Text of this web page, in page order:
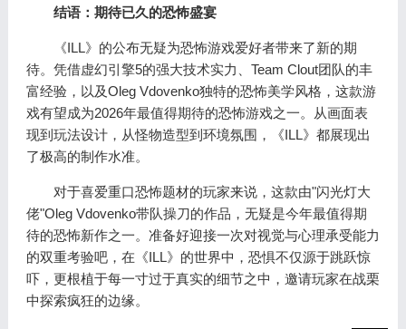
结语：期待已久的恐怖盛宴
《ILL》的公布无疑为恐怖游戏爱好者带来了新的期
待。凭借虚幻引擎5的强大技术实力、Team Clout团队的丰
富经验，以及Oleg Vdovenko独特的恐怖美学风格，这款游
戏有望成为2026年最值得期待的恐怖游戏之一。从画面表
现到玩法设计，从怪物造型到环境氛围，《ILL》都展现出
了极高的制作水准。
对于喜爱重口恐怖题材的玩家来说，这款由"闪光灯大
佬"Oleg Vdovenko带队操刀的作品，无疑是今年最值得期
待的恐怖新作之一。准备好迎接一次对视觉与心理承受能力
的双重考验吧，在《ILL》的世界中，恐惧不仅源于跳跃惊
吓，更根植于每一寸过于真实的细节之中，邀请玩家在战栗
中探索疯狂的边缘。